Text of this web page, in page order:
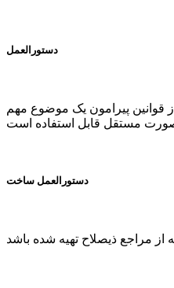
قوانین پیرامون یک موضوع مهم
دستورالعمل ساخت